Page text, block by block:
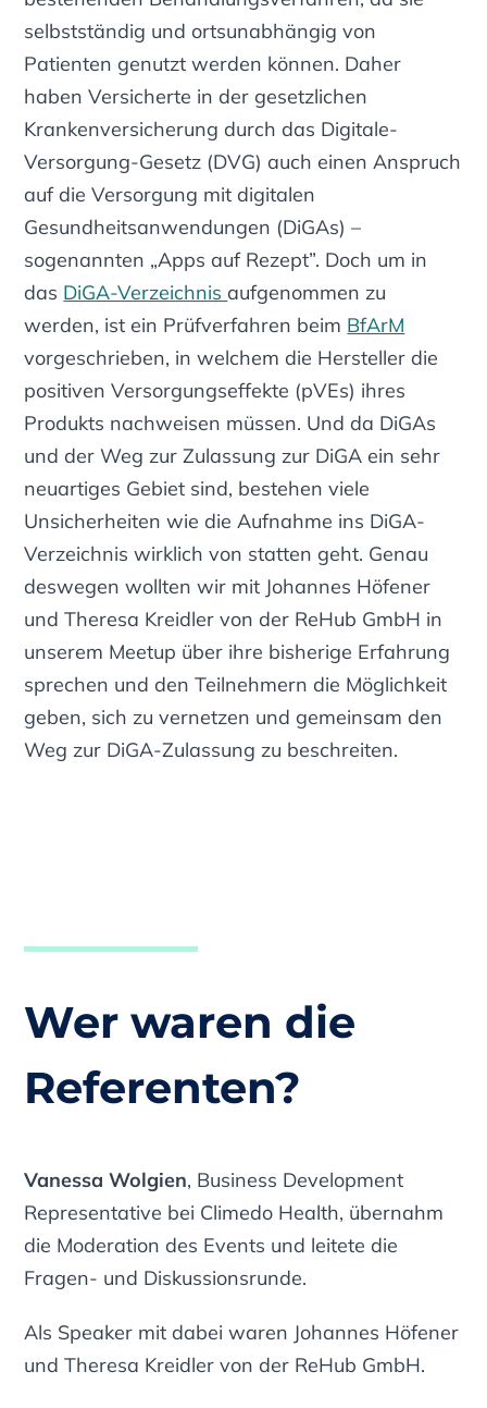
selbstständig und ortsunabhängig von
Patienten genutzt werden können. Daher
haben Versicherte in der gesetzlichen
Krankenversicherung durch das Digitale-
Versorgung-Gesetz (DVG) auch einen Anspruch
auf die Versorgung mit digitalen
Gesundheitsanwendungen (DiGAs) –
sogenannten „Apps auf Rezept”. Doch um in
das DiGA-Verzeichnisaufgenommen zu
werden, ist ein Prüfverfahren beim BfArM
vorgeschrieben, in welchem die Hersteller die
positiven Versorgungseffekte (pVEs) ihres
Produkts nachweisen müssen. Und da DiGAs
und der Weg zur Zulassung zur DiGA ein sehr
neuartiges Gebiet sind, bestehen viele
Unsicherheiten wie die Aufnahme ins DiGA-
Verzeichnis wirklich von statten geht. Genau
deswegen wollten wir mit Johannes Höfener
und Theresa Kreidler von der ReHub GmbH in
unserem Meetup über ihre bisherige Erfahrung
sprechen und den Teilnehmern die Möglichkeit
geben, sich zu vernetzen und gemeinsam den
Weg zur DiGA-Zulassung zu beschreiten.
Wer waren die
Referenten?
Vanessa Wolgien, Business Development
Representative bei Climedo Health, übernahm
die Moderation des Events und leitete die
Fragen- und Diskussionsrunde.
Als Speaker mit dabei waren Johannes Höfener
und Theresa Kreidler von der ReHub GmbH.